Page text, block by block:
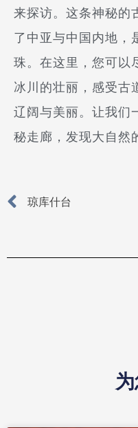
来探访。这条神秘的
了中亚与中国内地，
珠。在这里，您可以
冰川的壮丽，感受古
辽阔与美丽。让我们
秘走廊，发现大自然
Prev
琼库什台